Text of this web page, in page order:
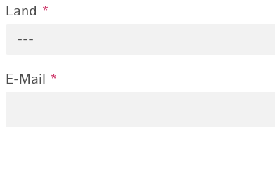
Land *
---
E-Mail *